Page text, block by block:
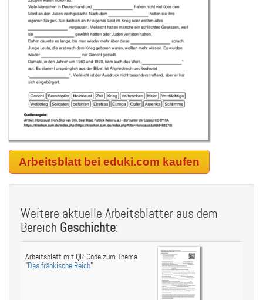
Arbeitsblatt bei eduki.com kaufen
Weitere aktuelle Arbeitsblätter aus dem
Bereich Geschichte:
Arbeitsblatt mit QR-Code zum Thema
"Das fränkische Reich"